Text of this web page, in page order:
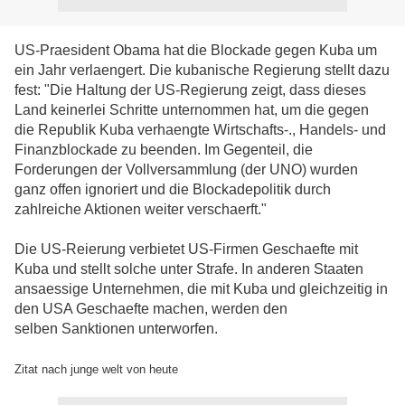
US-Praesident Obama hat die Blockade gegen Kuba um
ein Jahr verlaengert. Die kubanische Regierung stellt dazu
fest: "Die Haltung der US-Regierung zeigt, dass dieses
Land keinerlei Schritte unternommen hat, um die gegen
die Republik Kuba verhaengte Wirtschafts-., Handels- und
Finanzblockade zu beenden. Im Gegenteil, die
Forderungen der Vollversammlung (der UNO) wurden
ganz offen ignoriert und die Blockadepolitik durch
zahlreiche Aktionen weiter verschaerft."
Die US-Reierung verbietet US-Firmen Geschaefte mit
Kuba und stellt solche unter Strafe. In anderen Staaten
ansaessige Unternehmen, die mit Kuba und gleichzeitig in
den USA Geschaefte machen, werden den
selben Sanktionen unterworfen.
Zitat nach junge welt von heute